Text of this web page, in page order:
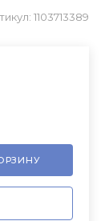
1103713389